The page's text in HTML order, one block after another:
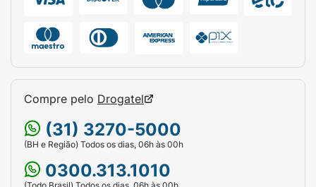
Compre pelo Drogatel
(31) 3270-5000
(BH e Região) Todos os dias, 06h às 00h
0300.313.1010